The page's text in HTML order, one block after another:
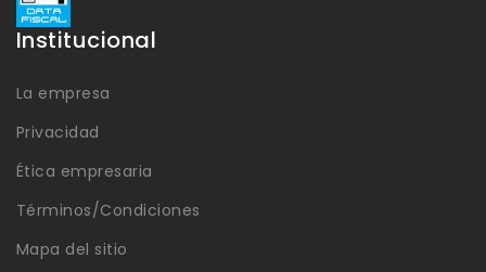
Institucional
La empresa
Privacidad
Ética empresaria
Términos/Condiciones
Mapa del sitio